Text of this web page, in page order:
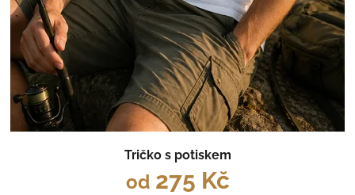
Tričko s potiskem
od275 Kč